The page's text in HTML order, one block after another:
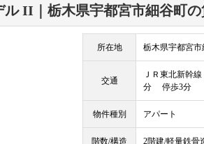
II｜栃木県宇都宮市細谷町の
所在地 栃木県宇都宮市
交通
ＪＲ東北新幹
分 停歩3分
物件種別 アパート
階数/構造 2階建/軽量鉄骨